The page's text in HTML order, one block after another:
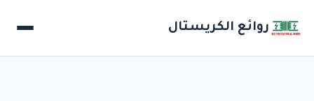
روائع الكريستال